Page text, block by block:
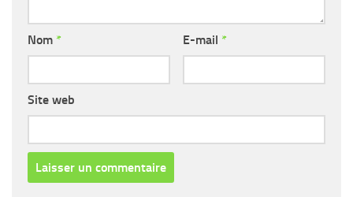
Nom * E-mail *
Site web